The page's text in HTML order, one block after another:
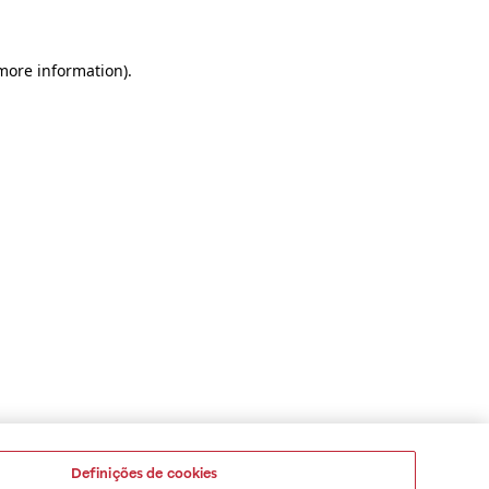
information).
Definições de cookies